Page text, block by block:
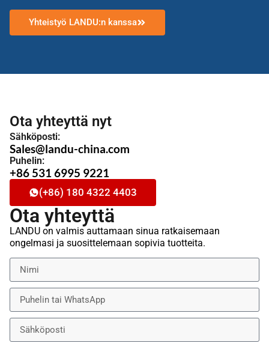
Yhteistyö LANDU:n kanssa
Ota yhteyttä nyt
Sähköposti:
Sales@landu-china.com
Puhelin:
+86 531 6995 9221
(+86) 180 4322 4403
Ota yhteyttä
LANDU on valmis auttamaan sinua ratkaisemaan
ongelmasi ja suosittelemaan sopivia tuotteita.